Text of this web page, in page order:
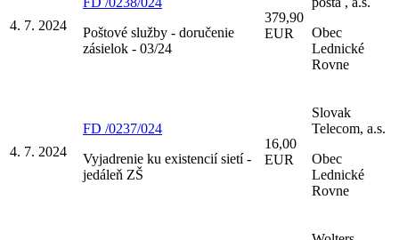
4. 7. 2024
Poštové služby - doručenie
zásielok - 03/24
379,90
EUR
Obec
Lednické
Rovne
4. 7. 2024
FD /0237/024
Vyjadrenie ku existencií sietí -
jedáleň ZŠ
16,00
EUR
Slovak
Telecom, a.s.
Obec
Lednické
Rovne